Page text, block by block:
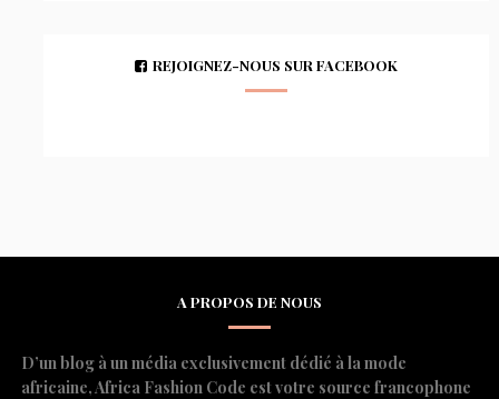
REJOIGNEZ-NOUS SUR FACEBOOK
A PROPOS DE NOUS
D’un blog à un média exclusivement dédié à la mode
africaine, Africa Fashion Code est votre source francophone